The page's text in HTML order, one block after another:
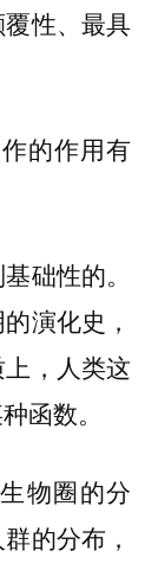
性、最具
的作用有
础性的。
演化史，
，人类这
函数。
物圈的分
的分布，